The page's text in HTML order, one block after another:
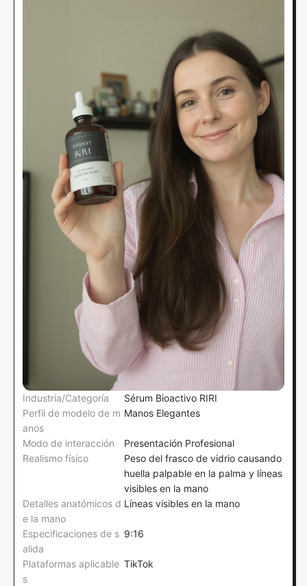
Industria/Categoría
Sérum Bioactivo RIRI
Perfil de modelo de m
anos
Manos Elegantes
Modo de interacción
Presentación Profesional
Realismo físico
Peso del frasco de vidrio causando
huella palpable en la palma y líneas
visibles en la mano
Detalles anatómicos d
e la mano
Líneas visibles en la mano
Especificaciones de s
alida
9:16
Plataformas aplicable
s
TikTok